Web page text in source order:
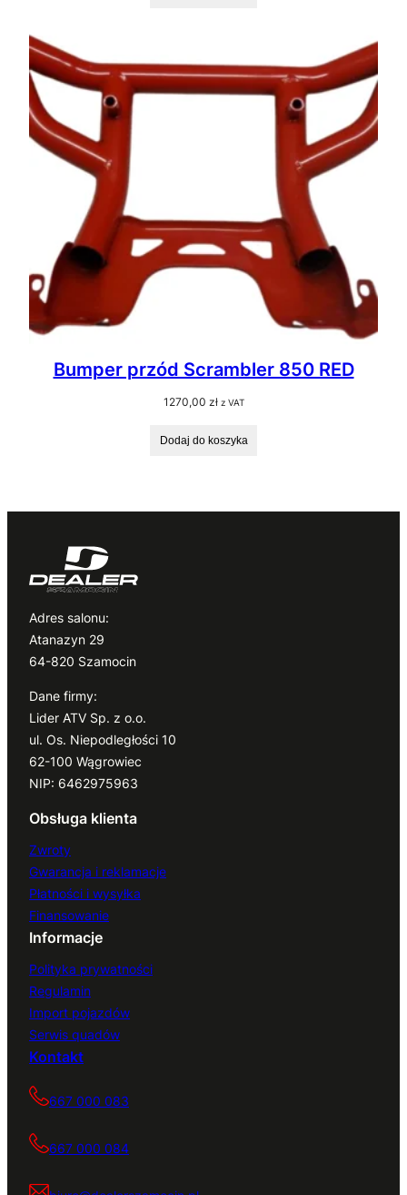
Bumper przód Scrambler 850 RED
1270,00 zł z VAT
Dodaj do koszyka
Adres salonu:
Atanazyn 29
64-820 Szamocin
Dane firmy:
Lider ATV Sp. z o.o.
ul. Os. Niepodległości 10
62-100 Wągrowiec
NIP: 6462975963
Obsługa klienta
Zwroty
Gwarancja i reklamacje
Płatności i wysyłka
Finansowanie
Informacje
Polityka prywatności
Regulamin
Import pojazdów
Serwis quadów
Kontakt
667 000 083
667 000 084